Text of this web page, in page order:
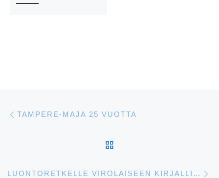
Artikkelien navigointi
TAMPERE-MAJA 25 VUOTTA
LUONTORETKELLE VIROLAISEEN KIRJALLISUUTEEN